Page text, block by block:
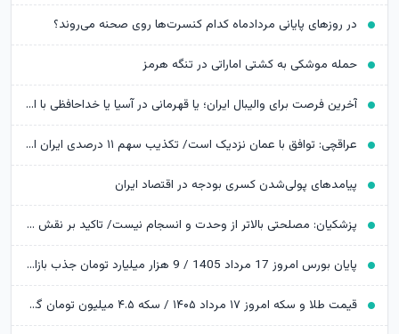
در روزهای پایانی مردادماه کدام کنسرت‌ها روی صحنه می‌روند؟
حمله موشکی به کشتی اماراتی در تنگه هرمز
آخرین فرصت برای والیبال ایران؛ یا قهرمانی در آسیا یا خداحافظی با المپیک
عراقچی: توافق با عمان نزدیک است/ تکذیب سهم ۱۱ درصدی ایران از خزر
پیامدهای پولی‌شدن کسری بودجه در اقتصاد ایران
پزشکیان: مصلحتی بالاتر از وحدت و انسجام نیست/ تاکید بر نقش خبرنگاران در ایجاد فضای همدلی
پایان بورس امروز 17 مرداد 1405 / 9 هزار میلیارد تومان جذب بازار سرمایه شد
قیمت طلا و سکه امروز ۱۷ مرداد ۱۴۰۵ / سکه ۴.۵ میلیون تومان گران شد؛ طلا به ایستگاه 19 میلیونی رسید